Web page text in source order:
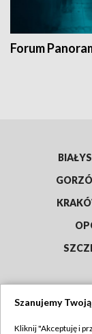
Forum
Szanujemy
Kliknij "Akceptuję i